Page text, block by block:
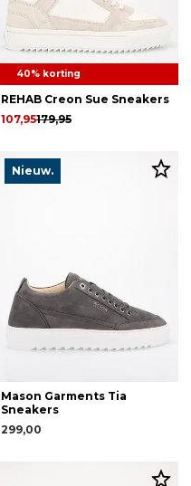
40% korting
REHAB Creon Sue Sneakers
179,95
107,95
Nieuw.
Mason Garments Tia
Sneakers
299,00